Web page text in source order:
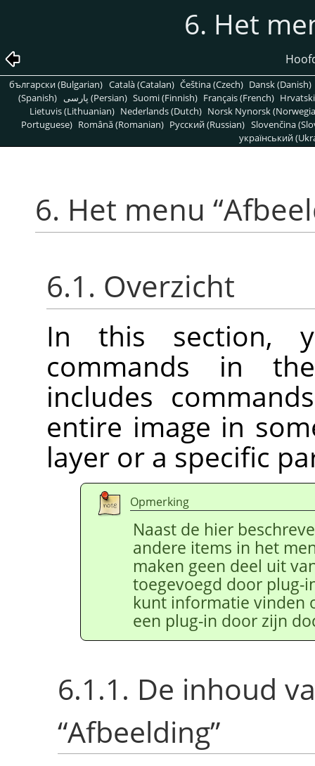
6. Het
български (Bulgarian) Català (Catalan) Čeština (Czech) Dansk (Danish)
(Spanish)
پارسی (Persian) Suomi (Finnish) Français (French)
Lietuvis (Lithuanian) Nederlands (Dutch) Norsk Nynorsk
Portuguese) Română (Romanian) Pусский (Russian) Slovenčina
український
6. Het menu “
6.1. Overzicht
In this section,
commands in
includes
entire image in
layer or a specific
Opmerking
Naast de hier
andere items in het
maken geen deel uit
toegevoegd door plug-
kunt informatie vinden
een plug-in door zijn
6.1.1. De inhoud
“Afbeelding”